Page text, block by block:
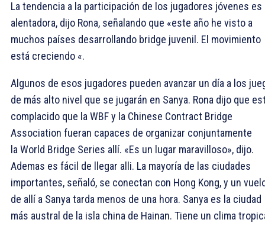
La tendencia a la participación de los jugadores jóvenes es
alentadora, dijo Rona, señalando que «este año he visto a
muchos países desarrollando bridge juvenil. El movimiento
está creciendo «.
Algunos de esos jugadores pueden avanzar un día a los
de más alto nivel que se jugarán en Sanya. Rona dijo que
complacido que la WBF y la Chinese Contract Bridge
Association fueran capaces de organizar conjuntamente
la World Bridge Series allí. «Es un lugar maravilloso», dijo.
Ademas es fácil de llegar alli. La mayoría de las ciudades
importantes, señaló, se conectan con Hong Kong, y un
de allí a Sanya tarda menos de una hora. Sanya es la ciudad
más austral de la isla china de Hainan. Tiene un clima